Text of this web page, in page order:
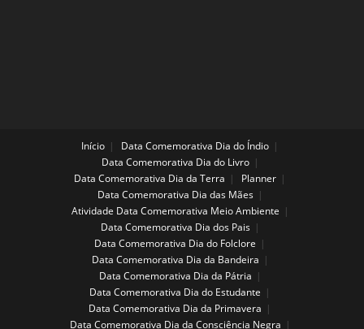
Início
Data Comemorativa Dia do Índio
Data Comemorativa Dia do Livro
Data Comemorativa Dia da Terra
Planner
Data Comemorativa Dia das Mães
Atividade Data Comemorativa Meio Ambiente
Data Comemorativa Dia dos Pais
Data Comemorativa Dia do Folclore
Data Comemorativa Dia da Bandeira
Data Comemorativa Dia da Pátria
Data Comemorativa Dia do Estudante
Data Comemorativa Dia da Primavera
Data Comemorativa Dia da Consciência Negra